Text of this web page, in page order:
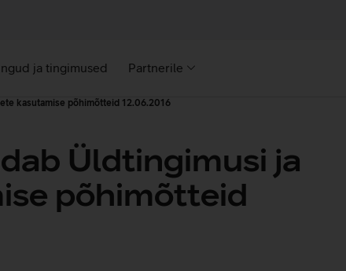
ja tingimused Partnerile
kasutamise põhimõtteid 12.06.2016
Üldtingimusi ja
põhimõtteid